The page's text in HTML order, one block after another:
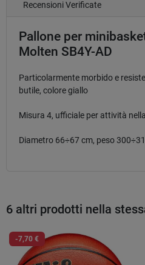
Recensioni Verificate
Pallone per
Molten SB4Y-AD
Particolarmente morbido e
butile, colore giallo
Misura 4, ufficiale per attività
Diametro 66÷67 cm, peso
6 altri prodotti nella
-7,70 €